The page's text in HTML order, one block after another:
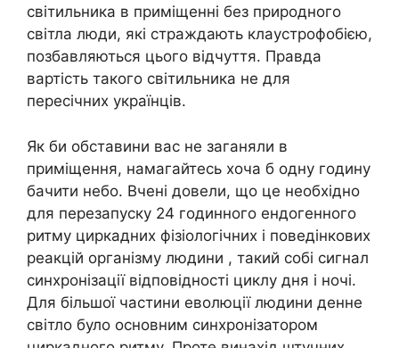
світильника в приміщенні без природного
світла люди, які страждають клаустрофобією,
позбавляються цього відчуття. Правда
вартість такого світильника не для
пересічних українців.
Як би обставини вас не заганяли в
приміщення, намагайтесь хоча б одну годину
бачити небо. Вчені довели, що це необхідно
для перезапуску 24 годинного ендогенного
ритму циркадних фізіологічних і поведінкових
реакцій організму людини , такий собі сигнал
синхронізації відповідності циклу дня і ночі.
Для більшої частини еволюції людини денне
світло було основним синхронізатором